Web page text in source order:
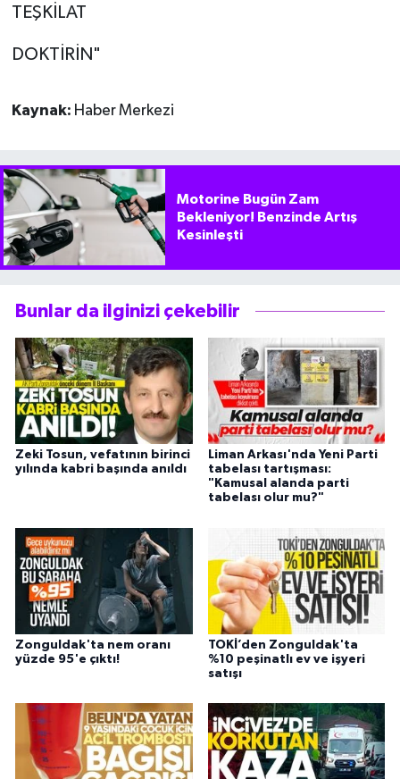
TEŞKİLAT
DOKTİRİN"
Kaynak: Haber Merkezi
Motorine Bugün Zam
Bekleniyor! Benzinde Artış
Kesinleşti
Bunlar da ilginizi çekebilir
Zeki Tosun, vefatının birinci
yılında kabri başında anıldı
Liman Arkası'nda Yeni Parti
tabelası tartışması:
"Kamusal alanda parti
tabelası olur mu?"
Zonguldak'ta nem oranı
yüzde 95'e çıktı!
TOKİ’den Zonguldak'ta
%10 peşinatlı ev ve işyeri
satışı